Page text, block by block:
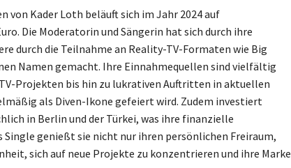
von Kader Loth beläuft sich im Jahr 2024 auf
Die Moderatorin und Sängerin hat sich durch ihre
durch die Teilnahme an Reality-TV-Formaten wie Big
Namen gemacht. Ihre Einnahmequellen sind vielfältig
Projekten bis hin zu lukrativen Auftritten in aktuellen
als Diven-Ikone gefeiert wird. Zudem investiert
in Berlin und der Türkei, was ihre finanzielle
genießt sie nicht nur ihren persönlichen Freiraum,
sich auf neue Projekte zu konzentrieren und ihre Marke